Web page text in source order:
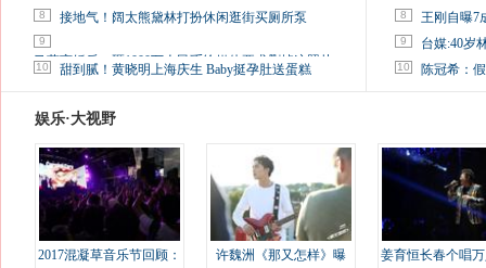
8 接地气！阔太熊黛林打扮休闲逛街买厕所泵
9
马蓉离婚后，砸1000万人民币给媒体要求删掉这照片
10 甜到腻！黄晓明上海庆生 Baby挺孕肚送蛋糕
8 王刚自曝7
9 台媒:40岁
10 陈冠希：
娱乐·大视野
2017混凝草音乐节回顾：
许魏洲《那又怎样》曝
姜育恒长春个唱